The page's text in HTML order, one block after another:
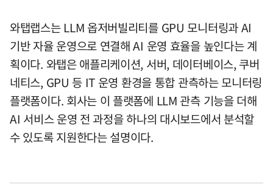
와탭랩스는 LLM 옵저버빌리티를 GPU 모니터링과 AI
기반 자율 운영으로 연결해 AI 운영 효율을 높인다는 계
획이다. 와탭은 애플리케이션, 서버, 데이터베이스, 쿠버
네티스, GPU 등 IT 운영 환경을 통합 관측하는 모니터링
플랫폼이다. 회사는 이 플랫폼에 LLM 관측 기능을 더해
AI 서비스 운영 전 과정을 하나의 대시보드에서 분석할
수 있도록 지원한다는 설명이다.